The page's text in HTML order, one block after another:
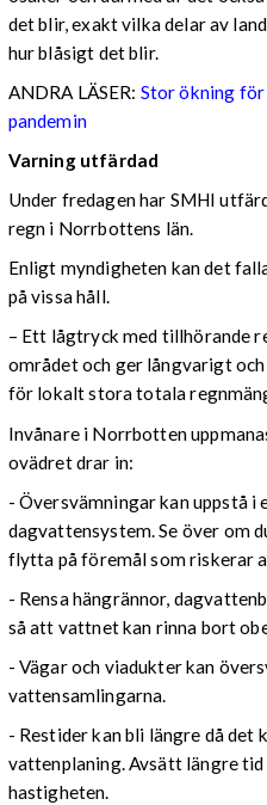
det blir, exakt vilka delar av
hur blåsigt det blir.
ANDRA LÄSER: Stor ökning för
pandemin
Varning utfärdad
Under fredagen har SMHI
regn i Norrbottens län.
Enligt myndigheten kan det
på vissa håll.
– Ett lågtryck med tillhörande
området och ger långvarigt
för lokalt stora totala
Invånare i Norrbotten
ovädret drar in:
- Översvämningar kan uppstå i
dagvattensystem. Se över om
flytta på föremål som riskerar
- Rensa hängrännor,
så att vattnet kan rinna bort
- Vägar och viadukter kan
vattensamlingarna.
- Restider kan bli längre då det
vattenplaning. Avsätt längre tid
hastigheten.